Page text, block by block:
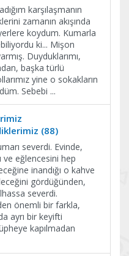
karşılaşmanın
zamanın akışında
koydum. Kumarla
ki... Mişon
Duyduklarımı,
başka türlü
yine o sokakların
Sebebi ...
(88)
severdi. Evinde,
ve eğlencesini hep
inandığı o kahve
gördüğünden,
severdi.
önemli bir farkla,
ayrı bir keyifti
kapılmadan